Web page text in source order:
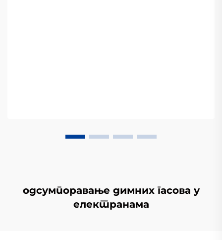
одсумпоравање димних гасова у
електранама